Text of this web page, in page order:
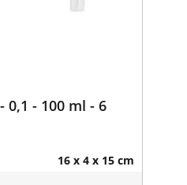
0,1 - 100 ml - 6
16 x 4 x 15 cm